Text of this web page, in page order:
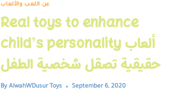
عن اللعب والألعاب
Real toys to enhance
child’s personality ألعاب
حقيقية تصقل شخصية الطفل
By AlwahWDusur Toys September 6, 2020